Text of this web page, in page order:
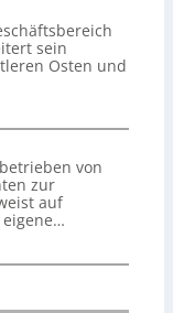
sein
Osten und
von
zur
auf